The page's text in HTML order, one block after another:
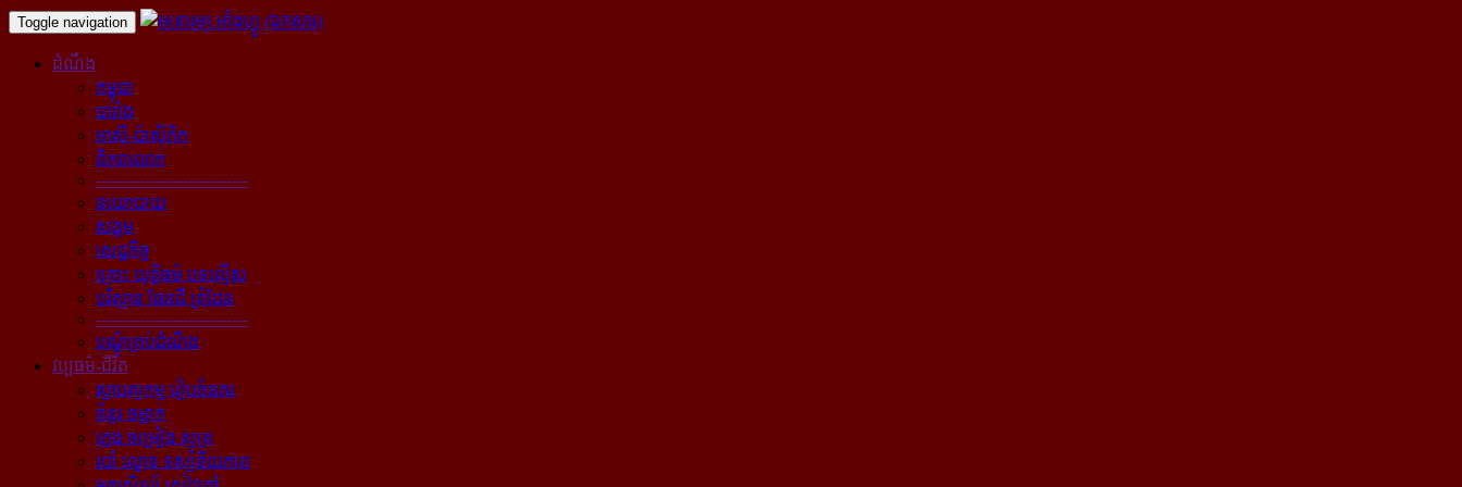
Toggle navigation
ដំណឹង
កម្ពុជា
បារាំង
អាស៊ី-ប៉ាស៊ីភិក
ពិភពលោក
----------------------------
នយោបាយ
សង្គម
សេដ្ឋកិច្ច
គ្រោះ យុត្តិធម៌ បទល្មើស
បរិស្ថាន ផែនដី ព្រំដែន
----------------------------
បណ្ដុំគ្រប់ដំណឹង
វប្បធម៌-ជីវិត
ស្ថាបត្យកម្ម រៀបចំនគរ
គំនូរ ចម្លាក់
ភ្លេង ចម្រៀង ស្មូត្រ
របាំ ល្ខោន ទស្សនីយភាព